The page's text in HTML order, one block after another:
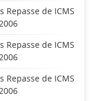
de ICMS
de ICMS
de ICMS